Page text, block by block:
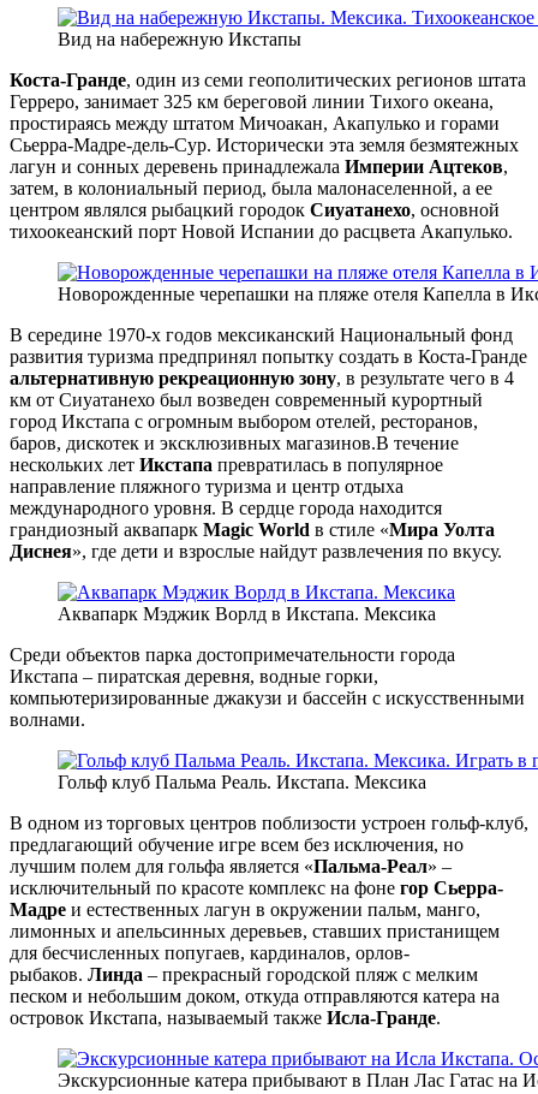
Вид на набережную Икстапы
Коста-Гранде, один из семи геополитических регионов штата
Герреро, занимает 325 км береговой линии Тихого океана,
простираясь между штатом Мичоакан, Акапулько и горами
Сьерра-Мадре-дель-Сур. Исторически эта земля безмятежных
лагун и сонных деревень принадлежала Империи Ацтеков,
затем, в колониальный период, была малонаселенной, а ее
центром являлся рыбацкий городок Сиуатанехо, основной
тихоокеанский порт Новой Испании до расцвета Акапулько.
Новорожденные черепашки на пляже отеля Капелла в
В середине 1970-х годов мексиканский Национальный фонд
развития туризма предпринял попытку создать в Коста-Гранде
альтернативную рекреационную зону, в результате чего в 4
км от Сиуатанехо был возведен современный курортный
город Икстапа с огромным выбором отелей, ресторанов,
баров, дискотек и эксклюзивных магазинов.В течение
нескольких лет Икстапа превратилась в популярное
направление пляжного туризма и центр отдыха
международного уровня. В сердце города находится
грандиозный аквапарк Magic World в стиле «Мира Уолта
Диснея», где дети и взрослые найдут развлечения по вкусу.
Аквапарк Мэджик Ворлд в Икстапа. Мексика
Среди объектов парка достопримечательности города
Икстапа – пиратская деревня, водные горки,
компьютеризированные джакузи и бассейн с искусственными
волнами.
Гольф клуб Пальма Реаль. Икстапа. Мексика
В одном из торговых центров поблизости устроен гольф-клуб,
предлагающий обучение игре всем без исключения, но
лучшим полем для гольфа является «Пальма-Реал» –
исключительный по красоте комплекс на фоне гор Сьерра-
Мадре и естественных лагун в окружении пальм, манго,
лимонных и апельсинных деревьев, ставших пристанищем
для бесчисленных попугаев, кардиналов, орлов-
рыбаков. Линда – прекрасный городской пляж с мелким
песком и небольшим доком, откуда отправляются катера на
островок Икстапа, называемый также Исла-Гранде.
Экскурсионные катера прибывают в План Лас Гатас на